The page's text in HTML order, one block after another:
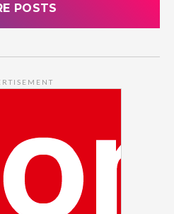
POSTS